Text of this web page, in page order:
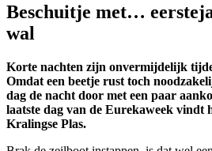
Beschuitje met…
wal
Korte nachten zijn onvermijdelijk
Omdat een beetje rust toch
dag de nacht door met een paar
laatste dag van de Eurekaweek vindt
Kralingse Plas.